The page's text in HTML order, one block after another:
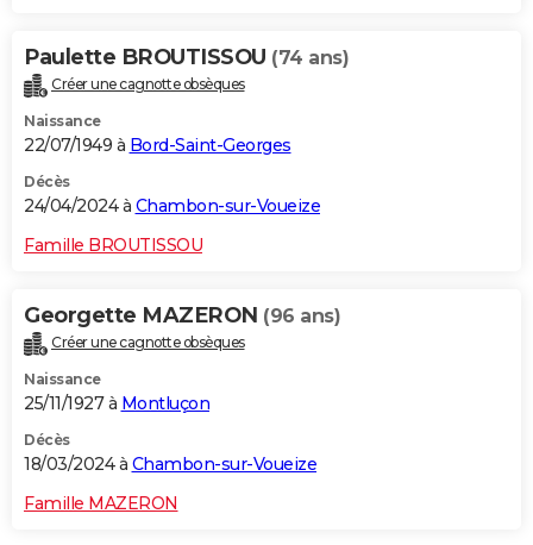
Paulette BROUTISSOU (74 ans)
Créer une cagnotte obsèques
Naissance
22/07/1949 à Bord-Saint-Georges
Décès
24/04/2024 à Chambon-sur-Voueize
Famille BROUTISSOU
Georgette MAZERON (96 ans)
Créer une cagnotte obsèques
Naissance
25/11/1927 à Montluçon
Décès
18/03/2024 à Chambon-sur-Voueize
Famille MAZERON